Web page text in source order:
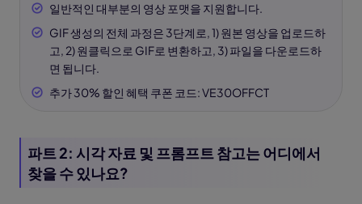
일반적인 대부분의 영상 포맷을 지원합니다.
GIF 생성의 전체 과정은 3단계로, 1) 원본 영상을 업로드하
고, 2) 원클릭으로 GIF로 변환하고, 3) 파일을 다운로드하
면 됩니다.
추가 30% 할인 혜택 쿠폰 코드: VE30OFFCT
파트 2: 시각 자료 및 프롬프트 참고는 어디에서
찾을 수 있나요?